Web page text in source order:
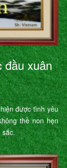
đầu xuân
được tình yêu
thề non hẹn
sắc.